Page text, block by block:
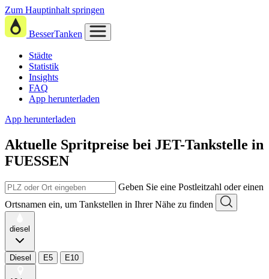
Zum Hauptinhalt springen
BesserTanken
Städte
Statistik
Insights
FAQ
App herunterladen
App herunterladen
Aktuelle Spritpreise bei JET-Tankstelle in
FUESSEN
Geben Sie eine Postleitzahl oder einen
Ortsnamen ein, um Tankstellen in Ihrer Nähe zu finden
diesel
Diesel E5 E10